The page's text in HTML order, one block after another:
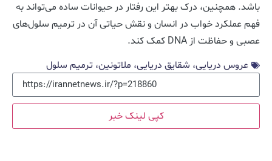
باشد. همچنین، درک بهتر این رفتار در حیوانات ساده می‌تواند به
فهم عملکرد خواب در انسان و نقش حیاتی آن در ترمیم سلول‌های
عصبی و حفاظت از DNA کمک کند.
عروس دریایی، شقایق دریایی، ملاتونین، ترمیم سلول
کپی لینک خبر